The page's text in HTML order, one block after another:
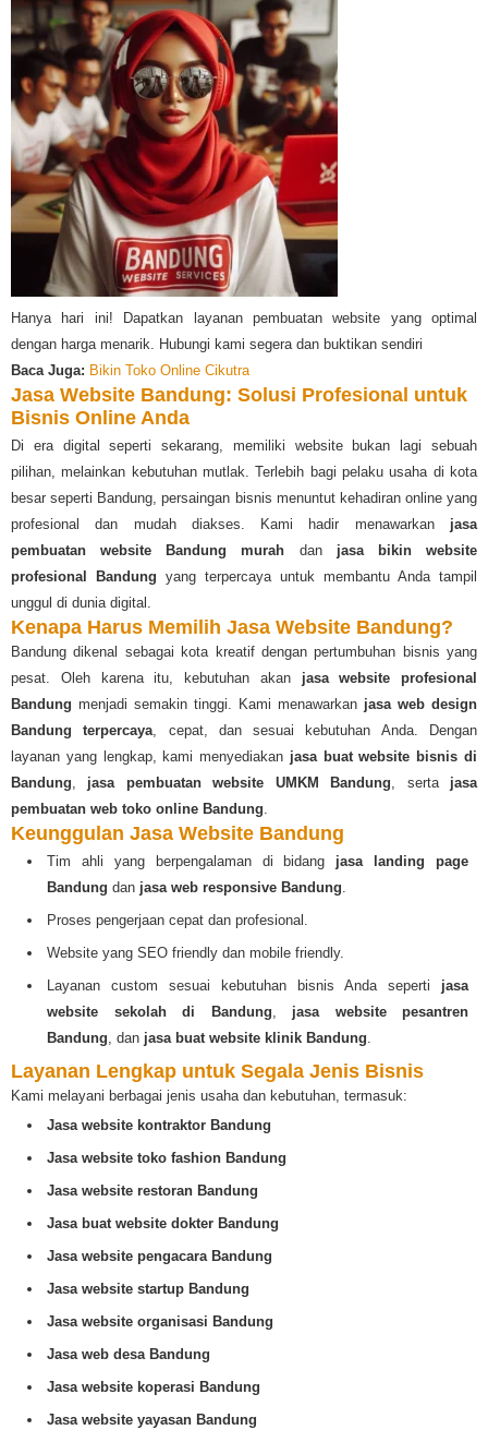
Hanya hari ini! Dapatkan layanan pembuatan website yang optimal
dengan harga menarik. Hubungi kami segera dan buktikan sendiri
Baca Juga: Bikin Toko Online Cikutra
Jasa Website Bandung: Solusi Profesional untuk
Bisnis Online Anda
Di era digital seperti sekarang, memiliki website bukan lagi sebuah
pilihan, melainkan kebutuhan mutlak. Terlebih bagi pelaku usaha di kota
besar seperti Bandung, persaingan bisnis menuntut kehadiran online yang
profesional dan mudah diakses. Kami hadir menawarkan jasa
pembuatan website Bandung murah dan jasa bikin website
profesional Bandung yang terpercaya untuk membantu Anda tampil
unggul di dunia digital.
Kenapa Harus Memilih Jasa Website Bandung?
Bandung dikenal sebagai kota kreatif dengan pertumbuhan bisnis yang
pesat. Oleh karena itu, kebutuhan akan jasa website profesional
Bandung menjadi semakin tinggi. Kami menawarkan jasa web design
Bandung terpercaya, cepat, dan sesuai kebutuhan Anda. Dengan
layanan yang lengkap, kami menyediakan jasa buat website bisnis di
Bandung, jasa pembuatan website UMKM Bandung, serta jasa
pembuatan web toko online Bandung.
Keunggulan Jasa Website Bandung
Tim ahli yang berpengalaman di bidang jasa landing page
Bandung dan jasa web responsive Bandung.
Proses pengerjaan cepat dan profesional.
Website yang SEO friendly dan mobile friendly.
Layanan custom sesuai kebutuhan bisnis Anda seperti jasa
website sekolah di Bandung, jasa website pesantren
Bandung, dan jasa buat website klinik Bandung.
Layanan Lengkap untuk Segala Jenis Bisnis
Kami melayani berbagai jenis usaha dan kebutuhan, termasuk:
Jasa website kontraktor Bandung
Jasa website toko fashion Bandung
Jasa website restoran Bandung
Jasa buat website dokter Bandung
Jasa website pengacara Bandung
Jasa website startup Bandung
Jasa website organisasi Bandung
Jasa web desa Bandung
Jasa website koperasi Bandung
Jasa website yayasan Bandung